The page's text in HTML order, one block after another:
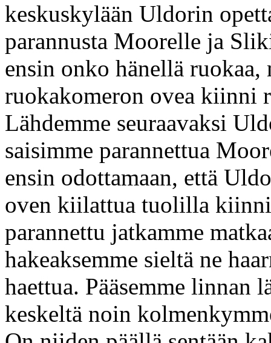
keskuskylään Uldorin
parannusta Moorelle ja
ensin onko hänellä
ruokakomeron ovea kiinni
Lähdemme seuraavaksi
saisimme parannettua
ensin odottamaan, että
oven kiilattua tuolilla
parannettu jatkamme
hakeaksemme sieltä ne
haettua. Pääsemme linnan
keskeltä noin